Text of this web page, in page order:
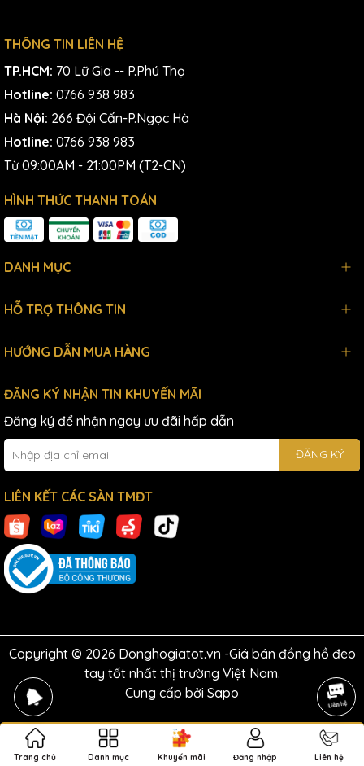
THÔNG TIN LIÊN HỆ
TP.HCM: 70 Lữ Gia -- P.Phú Thọ
Hotline: 0766 938 983
Hà Nội: 266 Đội Cấn-P.Ngọc Hà
Hotline: 0766 938 983
Từ 09:00AM - 21:00PM (T2-CN)
HÌNH THỨC THANH TOÁN
DANH MỤC
HỖ TRỢ THÔNG TIN
HƯỚNG DẪN MUA HÀNG
ĐĂNG KÝ NHẬN TIN KHUYẾN MÃI
Đăng ký để nhận ngay ưu đãi hấp dẫn
ĐĂNG KÝ
LIÊN KẾT CÁC SÀN TMĐT
Copyright © 2026 Donghogiatot.vn -Giá bán đồng hồ đeo
tay tốt nhất thị trường Việt Nam.
Cung cấp bởi Sapo
Trang chủ Danh mục Khuyến mãi Đăng nhập Liên hệ